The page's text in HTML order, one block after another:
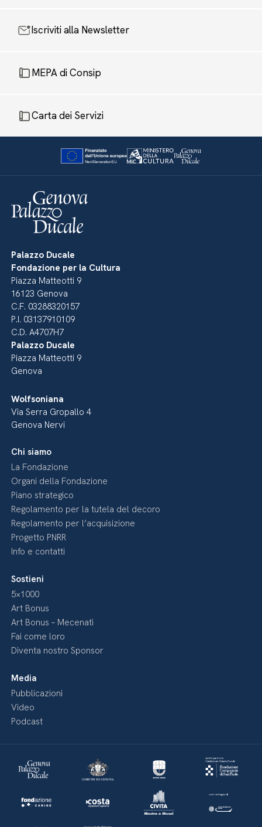
Iscriviti alla Newsletter
MEPA di Consip
Carta dei Servizi
Palazzo Ducale
Fondazione per la Cultura
Piazza Matteotti 9
16123 Genova
C.F. 03288320157
P.I. 03137910109
C.D. A4707H7
Palazzo Ducale
Piazza Matteotti 9
Genova
Wolfsoniana
Via Serra Gropallo 4
Genova Nervi
Chi siamo
La Fondazione
Organi della Fondazione
Piano strategico
Regolamento per la tutela del decoro
Regolamento per l’acquisizione
Progetto PNRR
Info e contatti
Sostieni
5×1000
Art Bonus
Art Bonus – Mecenati
Fai come loro
Diventa nostro Sponsor
Media
Pubblicazioni
Video
Podcast